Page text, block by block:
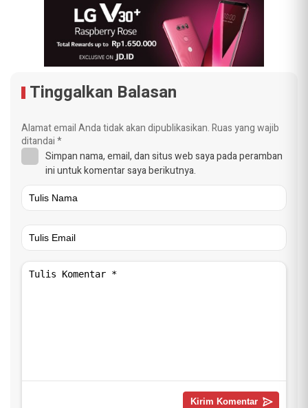
Tinggalkan Balasan
Alamat email Anda tidak akan dipublikasikan.Ruas yang wajib
ditandai*
Simpan nama, email, dan situs web saya pada peramban
ini untuk komentar saya berikutnya.